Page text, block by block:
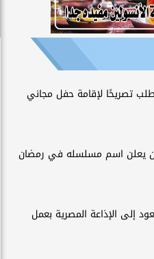
تصريحًا لإقامة حفل مجاني
يعلن اسم مسلسله في رمضان
إلى الإذاعة المصرية بعمل